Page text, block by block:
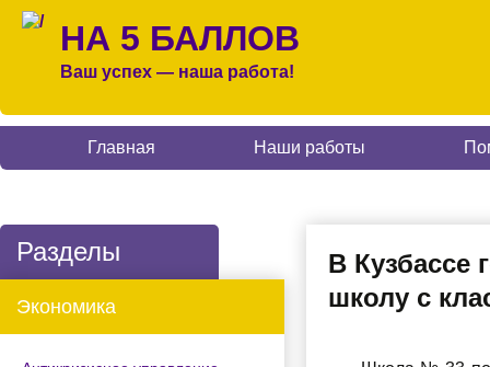
НА 5 БАЛЛОВ
Ваш успех — наша работа!
Главная Наши работы
Разделы
Экономика
В Кузбассе
школу с